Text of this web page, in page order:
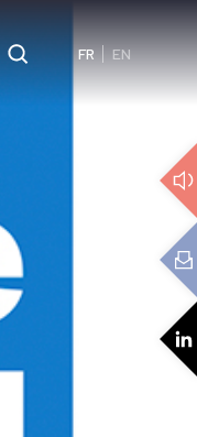
FR EN